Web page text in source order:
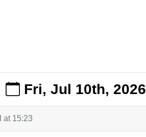
Fri, Jul 10th, 2026
at 15:23